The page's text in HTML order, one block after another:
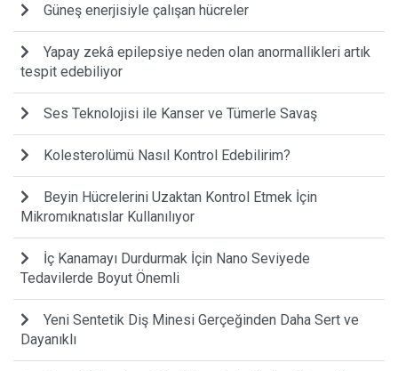
Güneş enerjisiyle çalışan hücreler
Yapay zekâ epilepsiye neden olan anormallikleri artık
tespit edebiliyor
Ses Teknolojisi ile Kanser ve Tümerle Savaş
Kolesterolümü Nasıl Kontrol Edebilirim?
Beyin Hücrelerini Uzaktan Kontrol Etmek İçin
Mikromıknatıslar Kullanılıyor
İç Kanamayı Durdurmak İçin Nano Seviyede
Tedavilerde Boyut Önemli
Yeni Sentetik Diş Minesi Gerçeğinden Daha Sert ve
Dayanıklı